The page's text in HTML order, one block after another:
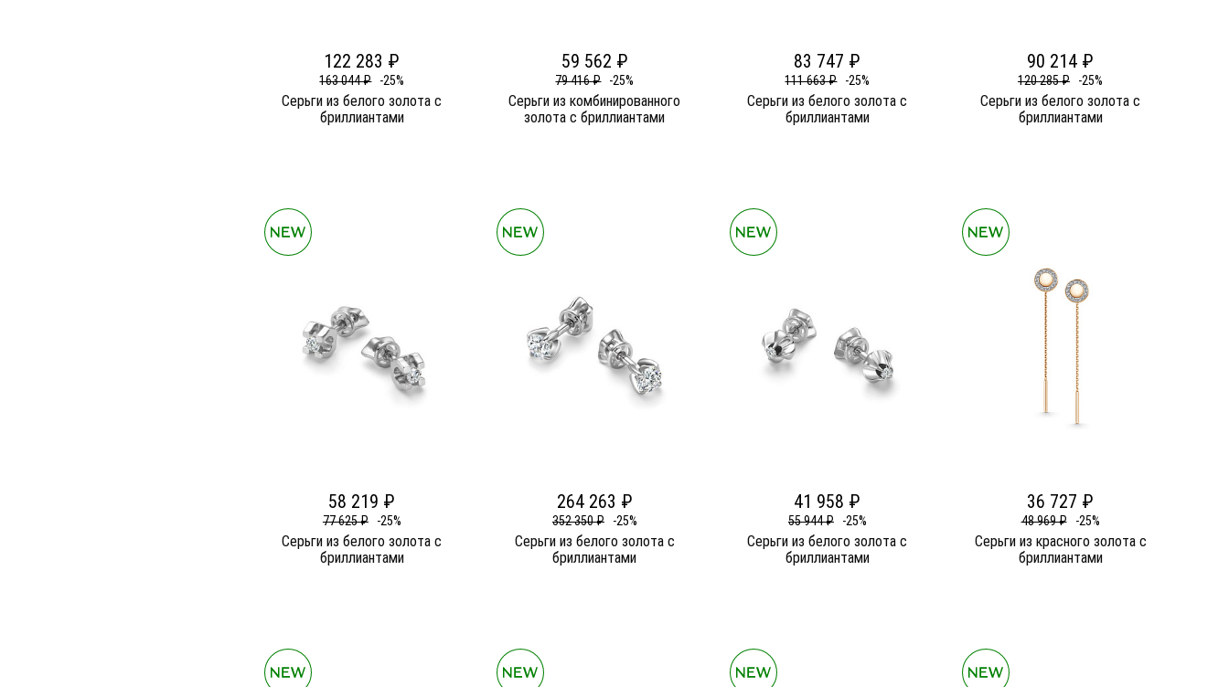
122 283 ₽
163 044 ₽ -25%
Серьги из белого золота c
бриллиантами
59 562 ₽
79 416 ₽ -25%
Серьги из комбинированного
золота c бриллиантами
83 747 ₽
111 663 ₽ -25%
Серьги из белого золота c
бриллиантами
90 214 ₽
120 285 ₽ -25%
Серьги из белого золота c
бриллиантами
58 219 ₽
77 625 ₽ -25%
Серьги из белого золота c
бриллиантами
264 263 ₽
352 350 ₽ -25%
Серьги из белого золота c
бриллиантами
41 958 ₽
55 944 ₽ -25%
Серьги из белого золота c
бриллиантами
36 727 ₽
48 969 ₽ -25%
Серьги из красного золота c
бриллиантами